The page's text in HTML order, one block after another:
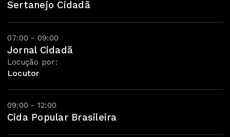
Sertanejo Cidadã
07:00 - 09:00
Jornal Cidadã
Locução por:
Locutor
09:00 - 12:00
Cida Popular Brasileira